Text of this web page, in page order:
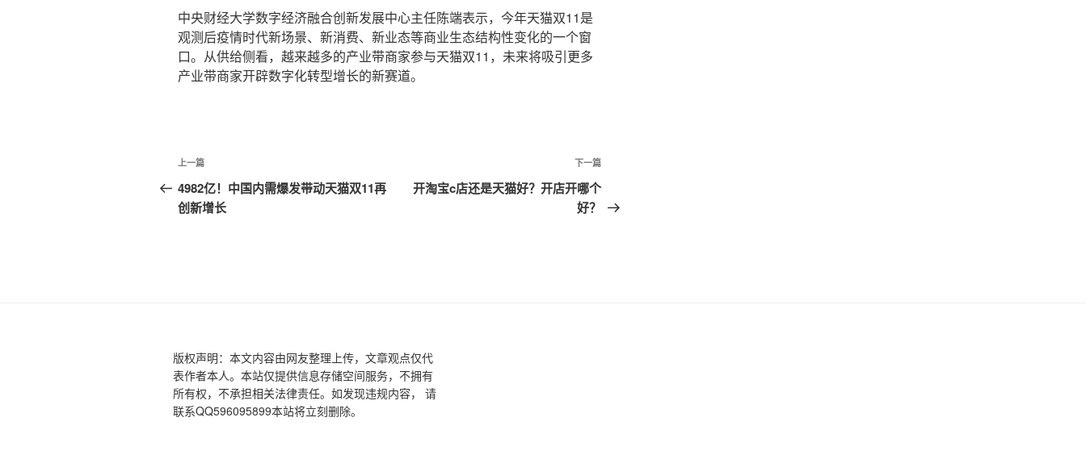
中央财经大学数字经济融合创新发展中心主任陈端表示，今年天猫双11是
观测后疫情时代新场景、新消费、新业态等商业生态结构性变化的一个窗
口。从供给侧看，越来越多的产业带商家参与天猫双11，未来将吸引更多
产业带商家开辟数字化转型增长的新赛道。
文
章
导
上
一
篇
上一篇
4982亿！中国内需爆发带动天猫双11再
创新增长
一
篇
下一篇
开淘宝c店还是天猫好？开店开哪个
好？
版权声明：本文内容由网友整理上传，文章观点仅代
表作者本人。本站仅提供信息存储空间服务，不拥有
所有权，不承担相关法律责任。如发现违规内容， 请
联系QQ596095899本站将立刻删除。